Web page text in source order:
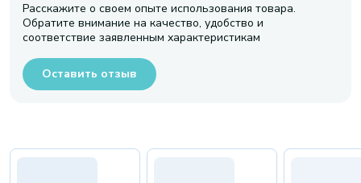
Расскажите о своем опыте использования товара.
Обратите внимание на качество, удобство и
соответствие заявленным характеристикам
Оставить отзыв